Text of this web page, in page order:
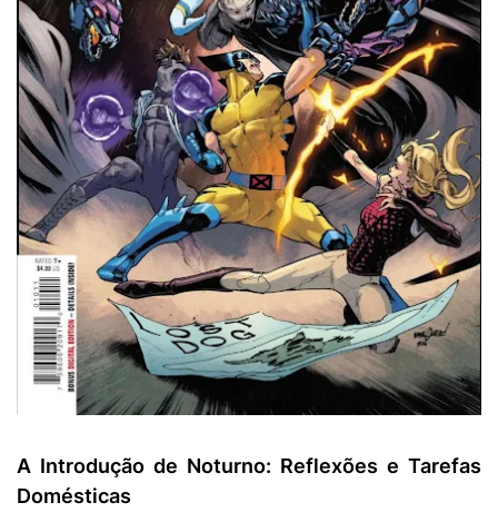
A Introdução de Noturno: Reflexões e Tarefas
Domésticas